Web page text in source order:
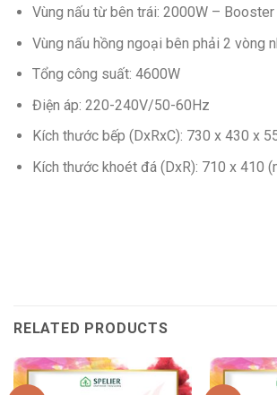
Vùng nấu từ bên trái: 2000W –
Vùng nấu hồng ngoại bên phải 2 vòng
Tổng công suất: 4600W
Điện áp: 220-240V/50-60Hz
Kích thước bếp (DxRxC): 730 x 430 x
Kích thước khoét đá (DxR): 710 x 410
RELATED PRODUCTS